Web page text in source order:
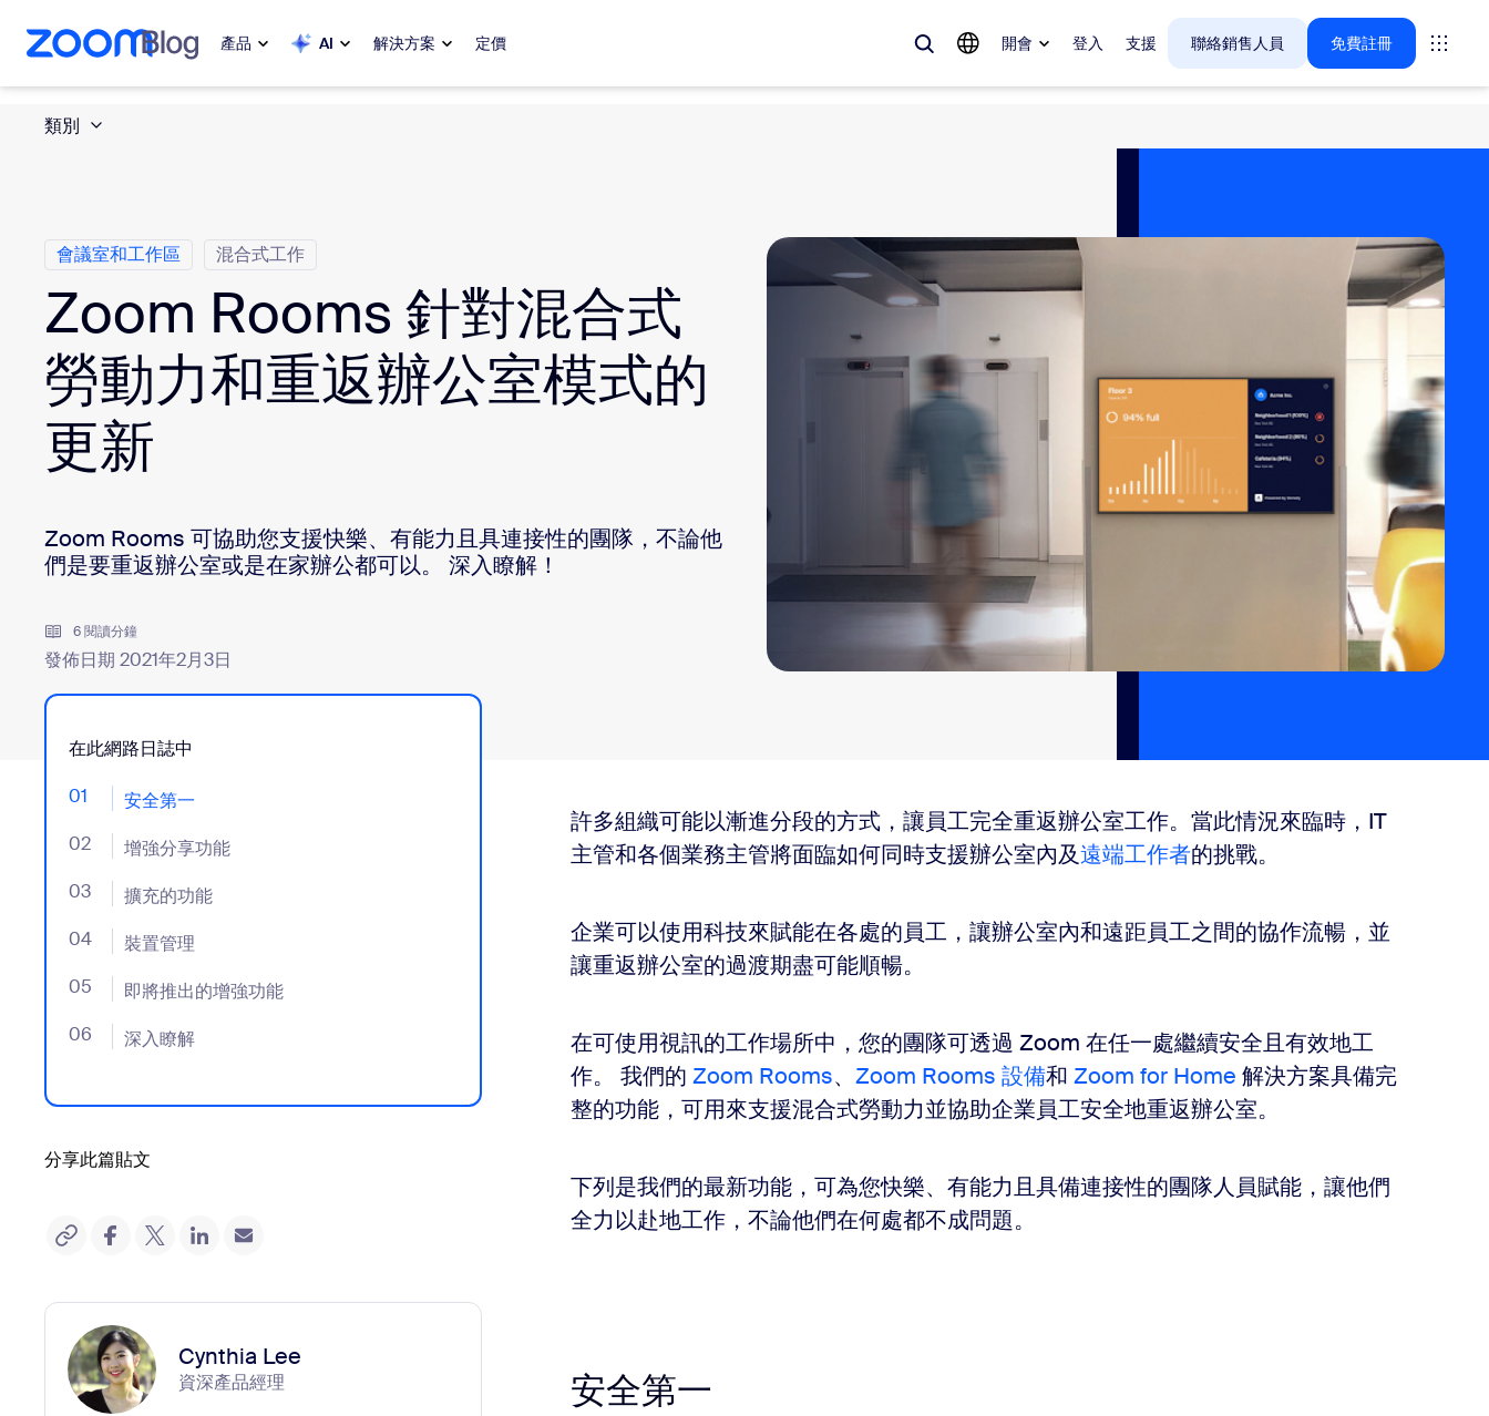
至主要內容
至協助聊天 產品 AI 解決方案 定價 開會 登入 支援 聯絡銷售人員 免費註冊
熱門
Zoom 企業服務套組
Zoom 客戶體驗
Zoom AI
開發人員
Meetings
ZoomMate Rooms
Phone Canvas
Contact Center 客戶體驗深入解析
安裝到桌面聯絡我們
類別
會議室和工作區 混合式工作
Zoom Rooms 針對混合式
勞動力和重返辦公室模式的
更新
Zoom Rooms 可協助您支援快樂、有能力且具連接性的團隊，不論他
們是要重返辦公室或是在家辦公都可以。 深入瞭解！
6 閱讀分鐘
發佈日期 2021年2月3日
在此網路日誌中
01 安全第一
- Jumplink to 安全第一
02 增強分享功能
- Jumplink to 增強分享功能
03 擴充的功能
- Jumplink to 擴充的功能
04 裝置管理
- Jumplink to 裝置管理
05 即將推出的增強功能
- Jumplink to 即將推出的增強功能
06 深入瞭解
- Jumplink to 深入瞭解
分享此篇貼文
Cynthia Lee
資深產品經理
許多組織可能以漸進分段的方式，讓員工完全重返辦公室工作。當此情況來臨時，IT
主管和各個業務主管將面臨如何同時支援辦公室內及遠端工作者的挑戰。
企業可以使用科技來賦能在各處的員工，讓辦公室內和遠距員工之間的協作流暢，並
讓重返辦公室的過渡期盡可能順暢。
在可使用視訊的工作場所中，您的團隊可透過 Zoom 在任一處繼續安全且有效地工
作。 我們的 Zoom Rooms、 Zoom Rooms 設備和 Zoom for Home 解決方案具備完
整的功能，可用來支援混合式勞動力並協助企業員工安全地重返辦公室。
下列是我們的最新功能，可為您快樂、有能力且具備連接性的團隊人員賦能，讓他們
全力以赴地工作，不論他們在何處都不成問題。
安全第一